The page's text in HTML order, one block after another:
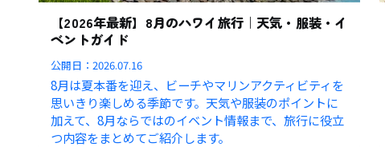
【2026年最新】8月のハワイ旅行｜天気・服装・イ
ベントガイド
公開日：2026.07.16
8月は夏本番を迎え、ビーチやマリンアクティビティを
思いきり楽しめる季節です。天気や服装のポイントに
加えて、8月ならではのイベント情報まで、旅行に役立
つ内容をまとめてご紹介します。